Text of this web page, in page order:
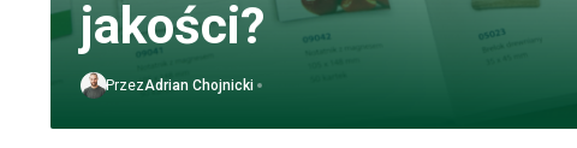
jakości?
PrzezAdrian Chojnicki